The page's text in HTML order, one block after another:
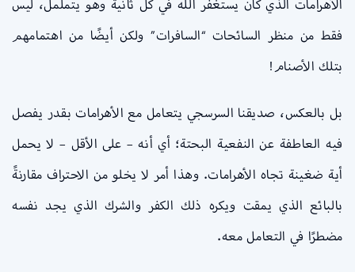
الأهرامات الذي كان يستغفر الله في كل ثانية وهو يتململ، ليس
فقط من منظر السائحات “السافرات” ولكن أيضًا من اهتمامهم
بتلك الأصنام!
بل بالعكس، صديقنا السرسجي يتعامل مع الأهرامات بقدر يفصل
فيه العاطفة عن النفعية البحتة؛ أي أنه – على الأقل – لا يحمل
أية ضغينة تجاه الأهرامات. وهذا أمر لا يخلو من الاحتراف مقارنةً
بالبائع الذي يمقت ويكره ذلك الكفر والشرك الذي يجد نفسه
مضطرًا في التعامل معه.